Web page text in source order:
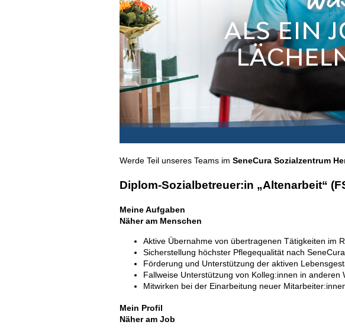
Werde Teil unseres Teams im SeneCura Sozialzentrum
Diplom-Sozialbetreuer:in „Altenarbeit“
Meine Aufgaben
Näher am Menschen
Aktive Übernahme von übertragenen Tätigkeiten im
Sicherstellung höchster Pflegequalität nach
Förderung und Unterstützung der aktiven
Fallweise Unterstützung von Kolleg:innen in anderen
Mitwirken bei der Einarbeitung neuer
Mein Profil
Näher am Job